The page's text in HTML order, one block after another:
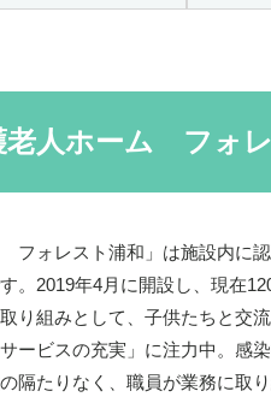
老人ホーム フォ
フォレスト浦和」は施設内に
。2019年4月に開設し、現在
り組みとして、子供たちと交
ービスの充実」に注力中。感
隔たりなく、職員が業務に取り